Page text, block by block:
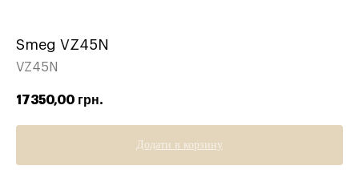
Smeg VZ45N
VZ45N
17350,00 грн.
Додати в корзину